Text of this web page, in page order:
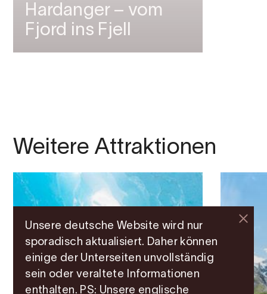
Hardanger – vom
Fjord ins Fjell
Weitere Attraktionen
Unsere deutsche Website wird nur
sporadisch aktualisiert. Daher können
einige der Unterseiten unvollständig
sein oder veraltete Informationen
enthalten. PS: Unsere englische